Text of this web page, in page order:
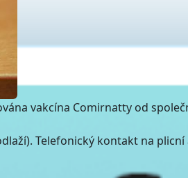
vakcína Comirnatty od
Telefonický kontakt na